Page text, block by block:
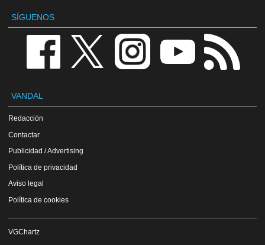
SÍGUENOS
VANDAL
Redacción
Contactar
Publicidad / Advertising
Política de privacidad
Aviso legal
Política de cookies
VGChartz